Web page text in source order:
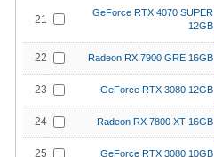
21
GeForce RTX 4070 SUPER
12GB
22 Radeon RX 7900 GRE 16GB
23 GeForce RTX 3080 12GB
24 Radeon RX 7800 XT 16GB
25 GeForce RTX 3080 10GB